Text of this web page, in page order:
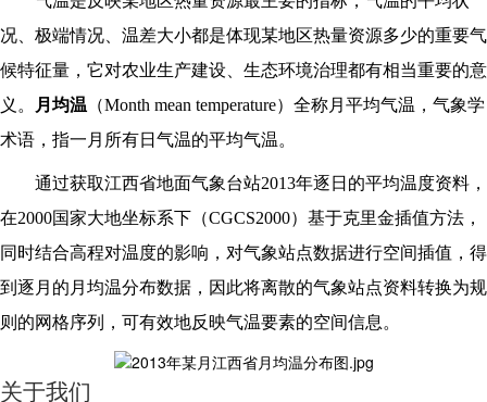
况、极端情况、温差大小都是体现某地区热量资源多少的重要气
候特征量，它对农业生产建设、生态环境治理都有相当重要的意
义。
月均温 （Month mean temperature）全称月平均气温，气象学
术语，指一月所有日气温的平均气温。
通过获取江西省地面气象台站2013年逐日的平均温度资料，
在2000国家大地坐标系下（CGCS2000）基于克里金插值方法，
同时结合高程对温度的影响，对气象站点数据进行空间插值，得
到逐月的月均温分布数据，因此将离散的气象站点资料转换为规
则的网格序列，可有效地反映气温要素的空间信息。
关于我们